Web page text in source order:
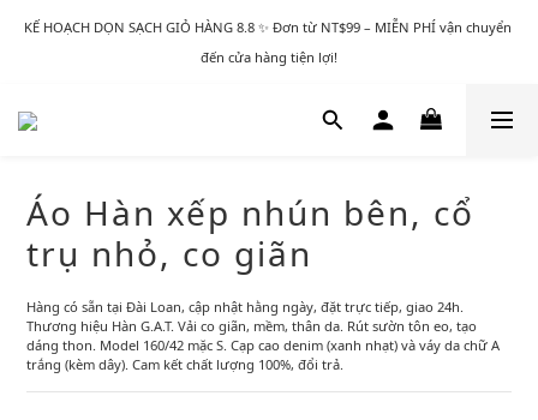
KẾ HOẠCH DỌN SẠCH GIỎ HÀNG 8.8 ✨ Đơn từ NT$99 – MIỄN PHÍ vận chuyển
đến cửa hàng tiện lợi!
Áo Hàn xếp nhún bên, cổ
trụ nhỏ, co giãn
Hàng có sẵn tại Đài Loan, cập nhật hằng ngày, đặt trực tiếp, giao 24h.
Thương hiệu Hàn G.A.T. Vải co giãn, mềm, thân da. Rút sườn tôn eo, tạo
dáng thon. Model 160/42 mặc S. Cạp cao denim (xanh nhạt) và váy da chữ A
trắng (kèm dây). Cam kết chất lượng 100%, đổi trả.